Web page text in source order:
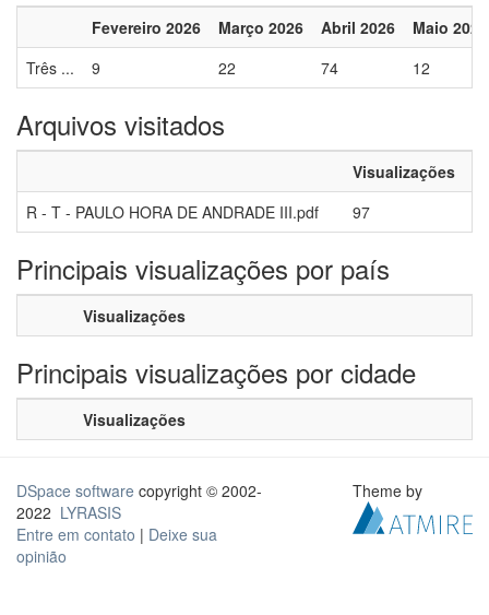
Fevereiro 2026 Março 2026 Abril 2026
Maio 2026
Três ...
9 22 74 12
Arquivos visitados
Visualizações
R - T - PAULO HORA DE ANDRADE III.pdf
97
Principais visualizações por país
Visualizações
Principais visualizações por cidade
Visualizações
DSpace software copyright © 2002-
2022 LYRASIS
Entre em contato | Deixe sua
opinião
Theme by